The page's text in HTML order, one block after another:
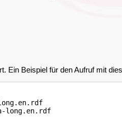
Ein Beispiel für den Aufruf mit
long.en.rdf